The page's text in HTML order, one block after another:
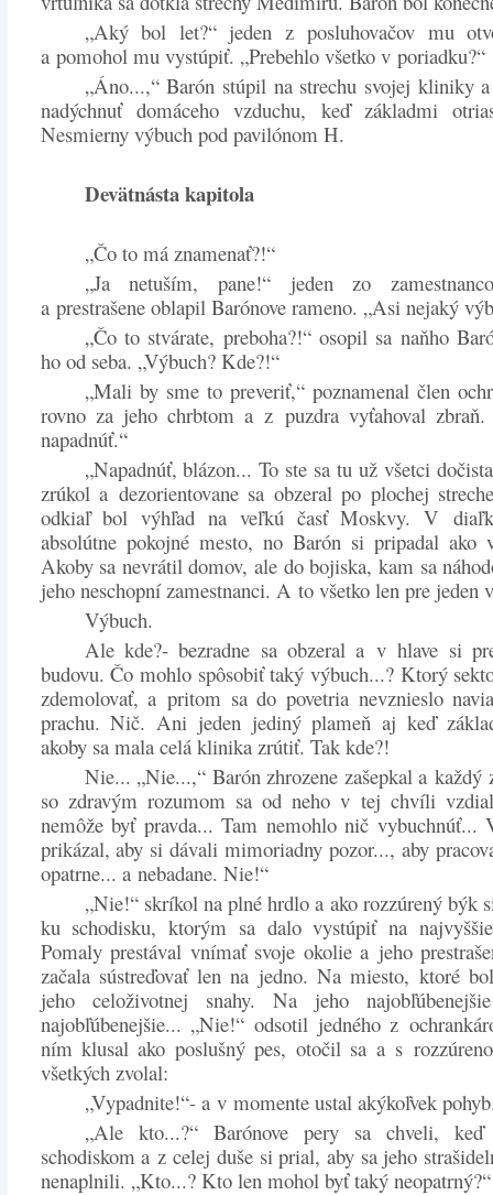
„Aký bol let?“ jeden z posluhovačov mu
a pomohol mu vystúpiť. „Prebehlo všetko v poriadku?“
„Áno...,“ Barón stúpil na strechu svojej kliniky
nadýchnuť domáceho vzduchu, keď základmi
Nesmierny výbuch pod pavilónom H.
Devätnásta kapitola
„Čo to má znamenať?!“
„Ja netuším, pane!“ jeden zo
a prestrašene oblapil Barónove rameno. „Asi nejaký
„Čo to stvárate, preboha?!“ osopil sa naňho
ho od seba. „Výbuch? Kde?!“
„Mali by sme to preveriť,“ poznamenal člen
rovno za jeho chrbtom a z puzdra vyťahoval
napadnúť.“
„Napadnúť, blázon... To ste sa tu už všetci
zrúkol a dezorientovane sa obzeral po plochej
odkiaľ bol výhľad na veľkú časť Moskvy. V
absolútne pokojné mesto, no Barón si pripadal ako
Akoby sa nevrátil domov, ale do bojiska, kam sa
jeho neschopní zamestnanci. A to všetko len pre jeden
Výbuch.
Ale kde?- bezradne sa obzeral a v hlave si
budovu. Čo mohlo spôsobiť taký výbuch...? Ktorý
zdemolovať, a pritom sa do povetria nevznieslo
prachu. Nič. Ani jeden jediný plameň aj keď
akoby sa mala celá klinika zrútiť. Tak kde?!
Nie... „Nie...,“ Barón zhrozene zašepkal a každý
so zdravým rozumom sa od neho v tej chvíli
nemôže byť pravda... Tam nemohlo nič vybuchnúť...
prikázal, aby si dávali mimoriadny pozor..., aby
opatrne... a nebadane. Nie!“
„Nie!“ skríkol na plné hrdlo a ako rozzúrený býk
ku schodisku, ktorým sa dalo vystúpiť na
Pomaly prestával vnímať svoje okolie a jeho
začala sústreďovať len na jedno. Na miesto, ktoré
jeho celoživotnej snahy. Na jeho
najobľúbenejšie... „Nie!“ odsotil jedného z
ním klusal ako poslušný pes, otočil sa a s
všetkých zvolal:
„Vypadnite!“- a v momente ustal akýkoľvek
„Ale kto...?“ Barónove pery sa chveli,
schodiskom a z celej duše si prial, aby sa jeho
nenaplnili. „Kto...? Kto len mohol byť taký neopatrný?“